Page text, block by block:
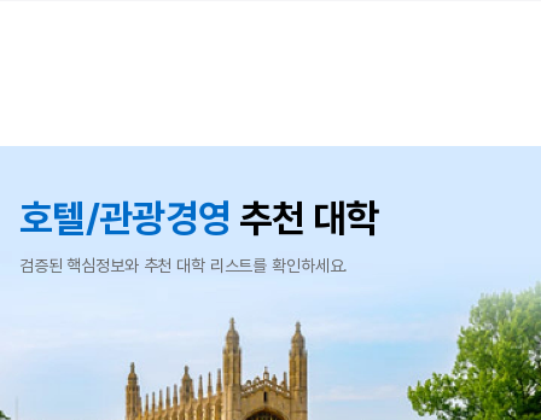
호텔/관광경영 추천 대학
검증된 핵심정보와 추천 대학 리스트를 확인하세요.